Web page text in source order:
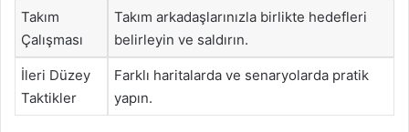
Takım
Çalışması
Takım arkadaşlarınızla birlikte hedefleri
belirleyin ve saldırın.
İleri Düzey
Taktikler
Farklı haritalarda ve senaryolarda pratik
yapın.